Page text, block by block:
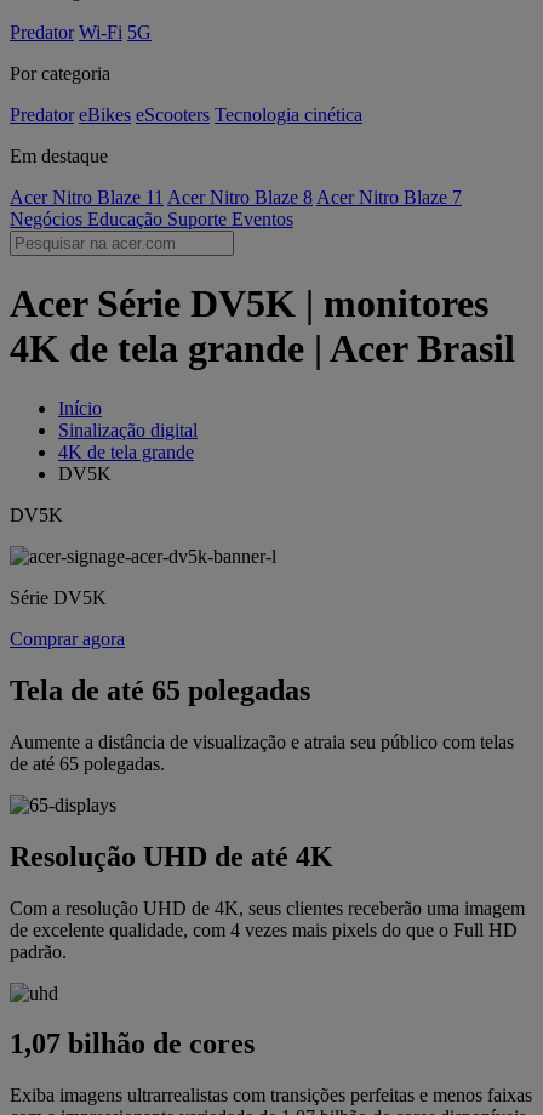
Predator Wi-Fi 5G
Por categoria
Predator eBikes eScooters Tecnologia cinética
Em destaque
Acer Nitro Blaze 11 Acer Nitro Blaze 8 Acer Nitro Blaze 7
Negócios Educação Suporte Eventos
Acer Série DV5K | monitores
4K de tela grande | Acer Brasil
Início
Sinalização digital
4K de tela grande
DV5K
DV5K
Série DV5K
Comprar agora
Tela de até 65 polegadas
Aumente a distância de visualização e atraia seu público com telas
de até 65 polegadas.
Resolução UHD de até 4K
Com a resolução UHD de 4K, seus clientes receberão uma imagem
de excelente qualidade, com 4 vezes mais pixels do que o Full HD
padrão.
1,07 bilhão de cores
Exiba imagens ultrarrealistas com transições perfeitas e menos faixas